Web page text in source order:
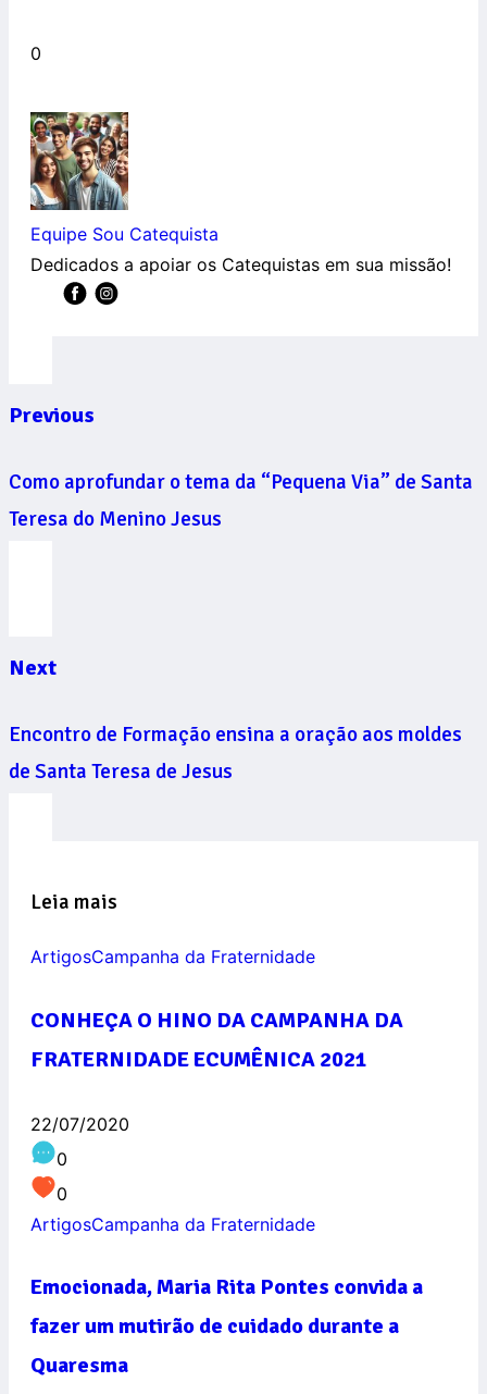
0
Equipe Sou Catequista
Dedicados a apoiar os Catequistas em sua missão!
Previous
Como aprofundar o tema da “Pequena Via” de Santa
Teresa do Menino Jesus
Next
Encontro de Formação ensina a oração aos moldes
de Santa Teresa de Jesus
Leia mais
ArtigosCampanha da Fraternidade
CONHEÇA O HINO DA CAMPANHA DA
FRATERNIDADE ECUMÊNICA 2021
22/07/2020
0
0
ArtigosCampanha da Fraternidade
Emocionada, Maria Rita Pontes convida a
fazer um mutirão de cuidado durante a
Quaresma